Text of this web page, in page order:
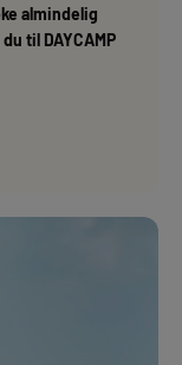
almindelig
til DAYCAMP